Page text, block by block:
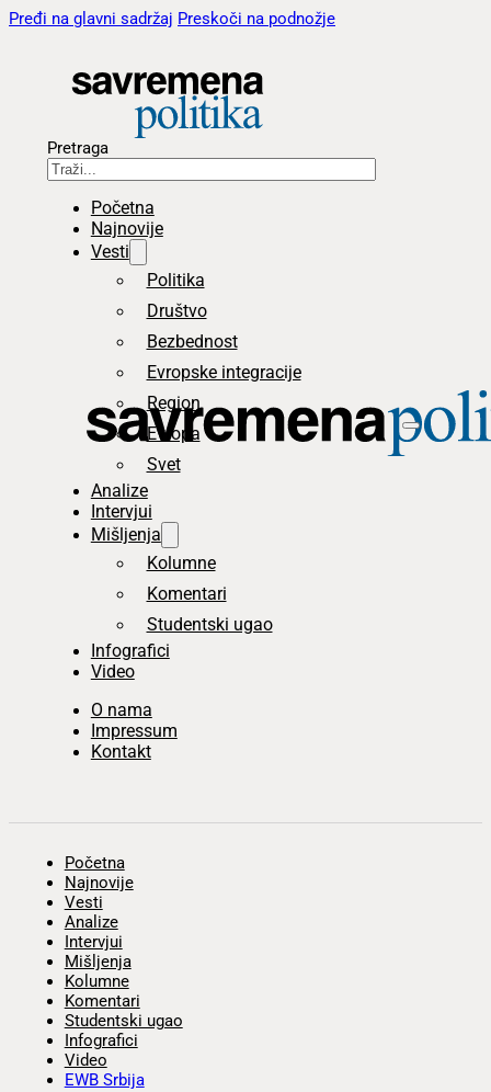
Pređi na glavni sadržaj Preskoči na podnožje
Pretraga
Početna
Najnovije
Vesti
Politika
Društvo
Bezbednost
Evropske integracije
Region
Evropa
Svet
Analize
Intervjui
Mišljenja
Kolumne
Komentari
Studentski ugao
Infografici
Video
O nama
Impressum
Kontakt
Početna
Najnovije
Vesti
Analize
Intervjui
Mišljenja
Kolumne
Komentari
Studentski ugao
Infografici
Video
EWB Srbija